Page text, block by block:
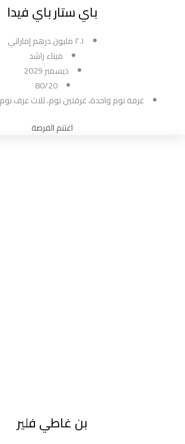
باي ستار باي فيدا
٢.١ مليون درهم إماراتي
ميناء راشد
ديسمبر 2029
80/20
غرفة نوم واحدة، غرفتين نوم، ثلاث غرف
اغتنم الفرصة
بن غاطي فلير